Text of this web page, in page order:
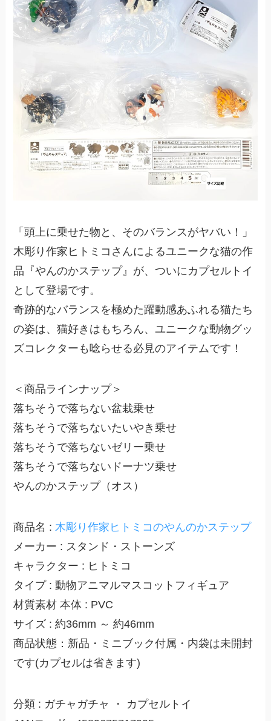
「頭上に乗せた物と、そのバランスがヤバい！」
木彫り作家ヒトミコさんによるユニークな猫の作
品『やんのかステップ』が、ついにカプセルトイ
として登場です。
奇跡的なバランスを極めた躍動感あふれる猫たち
の姿は、猫好きはもちろん、ユニークな動物グッ
ズコレクターも唸らせる必見のアイテムです！
＜商品ラインナップ＞
落ちそうで落ちない盆栽乗せ
落ちそうで落ちないたいやき乗せ
落ちそうで落ちないゼリー乗せ
落ちそうで落ちないドーナツ乗せ
やんのかステップ（オス）
商品名 :木彫り作家ヒトミコのやんのかステップ
メーカー : スタンド・ストーンズ
キャラクター : ヒトミコ
タイプ : 動物アニマルマスコットフィギュア
材質素材 本体 : PVC
サイズ : 約36mm ～ 約46mm
商品状態：新品・ミニブック付属・内袋は未開封
です(カプセルは省きます)
分類 : ガチャガチャ ・ カプセルトイ